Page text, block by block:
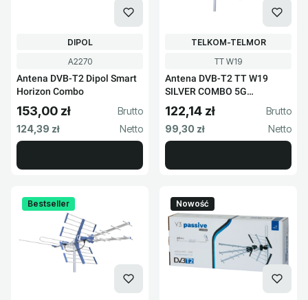
Kod produktu
A2270
Antena DVB-T2 Dipol Smart
Horizon Combo
PRODUCENT
DIPOL
Cena brutto
153,00 zł
Cena netto
124,39 zł
Kod produktu
TT W19
Antena DVB-T2 TT W19
SILVER COMBO 5G
Protected
PRODUCENT
TELKOM-TELMOR
Cena brutto
122,14 zł
Cena netto
99,30 zł
Bestseller Nowość